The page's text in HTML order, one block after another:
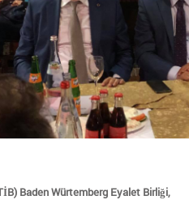
Baden Würtemberg Eyalet Birliği,